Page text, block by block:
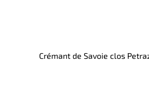
Crémant de Savoie clos